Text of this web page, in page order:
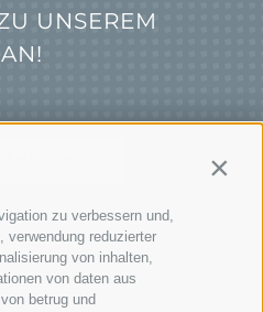
zu verbessern und,
reduzierter
von inhalten,
von daten aus
betrug und
UNSEREM